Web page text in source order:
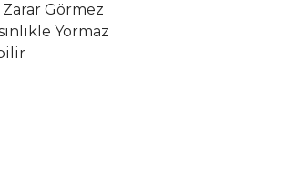
Görmez
Yormaz